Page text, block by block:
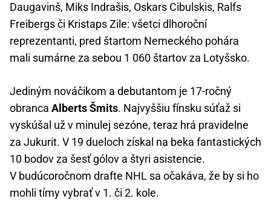
Daugavinš, Miks Indrašis, Oskars Cibulskis, Ralfs
Freibergs či Kristaps Zile: všetci dlhoroční
reprezentanti, pred štartom Nemeckého pohára
mali sumárne za sebou 1 060 štartov za Lotyšsko.
Jediným nováčikom a debutantom je 17-ročný
obranca Alberts Šmits. Najvyššiu fínsku súťaž si
vyskúšal už v minulej sezóne, teraz hrá pravidelne
za Jukurit. V 19 dueloch získal na beka fantastických
10 bodov za šesť gólov a štyri asistencie.
V budúcoročnom drafte NHL sa očakáva, že by si ho
mohli tímy vybrať v 1. či 2. kole.